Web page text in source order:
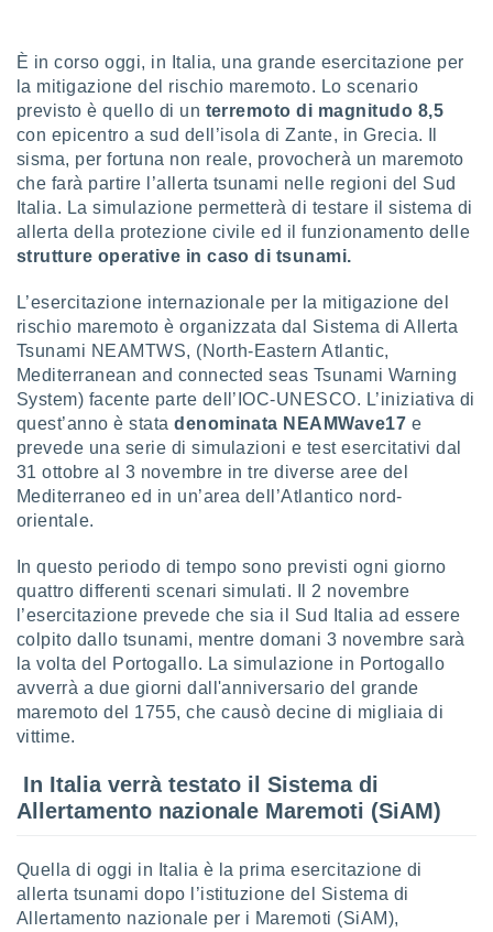
sito
di
nostri
ci
di
il
un
la
di esso.
nella
cookie
in
il
a piè
web.
È in corso oggi, in Italia, una grande esercitazione per
la mitigazione del rischio maremoto. Lo scenario
previsto è quello di un terremoto di magnitudo 8,5
con epicentro a sud dell’isola di Zante, in Grecia. Il
sisma, per fortuna non reale, provocherà un maremoto
che farà partire l’allerta tsunami nelle regioni del Sud
Italia. La simulazione permetterà di testare il sistema di
allerta della protezione civile ed il funzionamento delle
strutture operative in caso di tsunami.
L’esercitazione internazionale per la mitigazione del
rischio maremoto è organizzata dal Sistema di Allerta
Tsunami NEAMTWS, (North-Eastern Atlantic,
Mediterranean and connected seas Tsunami Warning
System) facente parte dell’IOC-UNESCO. L’iniziativa di
quest’anno è statadenominata NEAMWave17 e
prevede una serie di simulazioni e test esercitativi dal
31 ottobre al 3 novembre in tre diverse aree del
Mediterraneo ed in un’area dell’Atlantico nord-
orientale.
In questo periodo di tempo sono previsti ogni giorno
quattro differenti scenari simulati. Il 2 novembre
l’esercitazione prevede che sia il Sud Italia ad essere
colpito dallo tsunami, mentre domani 3 novembre sarà
la volta del Portogallo. La simulazione in Portogallo
avverrà a due giorni dall'anniversario del grande
maremoto del 1755, che causò decine di migliaia di
vittime.
In Italia verrà testato il Sistema di
Allertamento nazionale Maremoti (SiAM)
Quella di oggi in Italia è la prima esercitazione di
allerta tsunami dopo l’istituzione del Sistema di
Allertamento nazionale per i Maremoti (SiAM),